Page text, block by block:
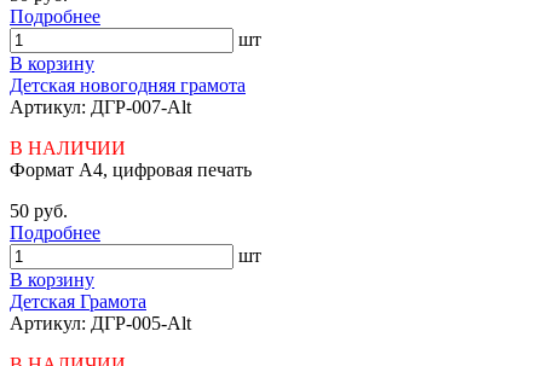
Подробнее
шт
В корзину
Детская новогодняя грамота
Артикул: ДГР-007-Alt
В НАЛИЧИИ
Формат А4, цифровая печать
50 руб.
Подробнее
шт
В корзину
Детская Грамота
Артикул: ДГР-005-Alt